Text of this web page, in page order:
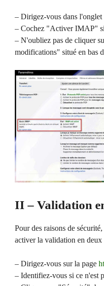
– Dirigez-vous dans
– Cochez "Activer IMAP" si
– N'oubliez pas de cliquer
modifications" situé en bas
II – Validation
Pour des raisons de
activer la validation en deux
– Dirigez-vous sur la page
– Identifiez-vous si ce n'est